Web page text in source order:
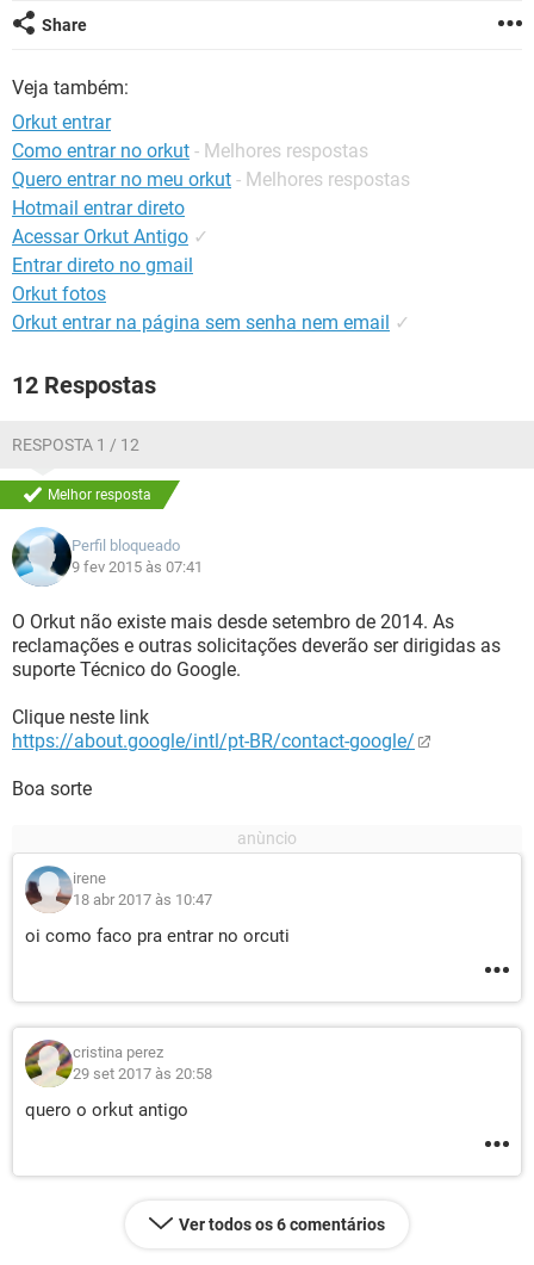
GUIA DE COMPRAS
Share
Veja também:
Orkut entrar
Como entrar no orkut - Melhores respostas
Quero entrar no meu orkut - Melhores respostas
Hotmail entrar direto
Acessar Orkut Antigo ✓
Entrar direto no gmail
Orkut fotos
Orkut entrar na página sem senha nem email ✓
12 Respostas
RESPOSTA 1 / 12
Melhor resposta
Perfil bloqueado
9 fev 2015 às 07:41
O Orkut não existe mais desde setembro de 2014. As
reclamações e outras solicitações deverão ser dirigidas as
suporte Técnico do Google.
Clique neste link
https://about.google/intl/pt-BR/contact-google/
Boa sorte
irene
18 abr 2017 às 10:47
oi como faco pra entrar no orcuti
cristina perez
29 set 2017 às 20:58
quero o orkut antigo
Ver todos os 6 comentários